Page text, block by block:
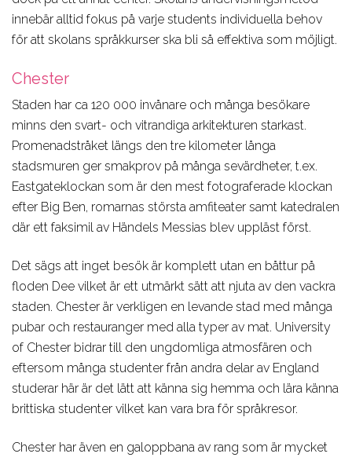
innebär alltid fokus på varje students individuella behov
för att skolans språkkurser ska bli så effektiva som möjligt.
Chester
Staden har ca 120 000 invånare och många besökare
minns den svart- och vitrandiga arkitekturen starkast.
Promenadstråket längs den tre kilometer långa
stadsmuren ger smakprov på många sevärdheter, t.ex.
Eastgateklockan som är den mest fotograferade klockan
efter Big Ben, romarnas största amfiteater samt katedralen
där ett faksimil av Händels Messias blev uppläst först.
Det sägs att inget besök är komplett utan en båttur på
floden Dee vilket är ett utmärkt sätt att njuta av den vackra
staden. Chester är verkligen en levande stad med många
pubar och restauranger med alla typer av mat. University
of Chester bidrar till den ungdomliga atmosfären och
eftersom många studenter från andra delar av England
studerar här är det lätt att känna sig hemma och lära känna
brittiska studenter vilket kan vara bra för språkresor.
Chester har även en galoppbana av rang som är mycket